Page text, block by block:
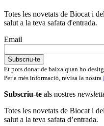
Totes les novetats de Biocat i
salut a la teva safata d'entrada.
Email
Et pots donar de baixa quan ho
Per a més informació, revisa la nostra
Subscriu-te als nostres
Totes les novetats de Biocat i
salut a la teva safata d’entrada.